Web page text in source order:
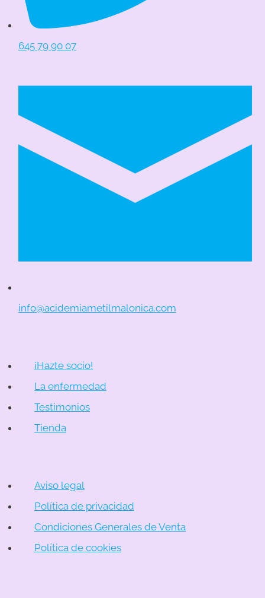
645 79 90 07
info@acidemiametilmalonica.com
¡Hazte socio!
La enfermedad
Testimonios
Tienda
Aviso legal
Política de privacidad
Condiciones Generales de Venta
Política de cookies